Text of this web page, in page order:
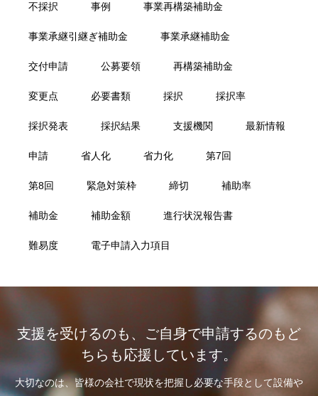
不採択 事例 事業再構築補助金
事業承継引継ぎ補助金 事業承継補助金
交付申請 公募要領 再構築補助金
変更点 必要書類 採択 採択率
採択発表 採択結果 支援機関 最新情報
申請 省人化 省力化 第7回
第8回 緊急対策枠 締切 補助率
補助金 補助金額 進行状況報告書
難易度 電子申請入力項目
支援を受けるのも、ご自身で申請するのもど
ちらも応援しています。
大切なのは、皆様の会社で現状を把握し必要な手段として設備や